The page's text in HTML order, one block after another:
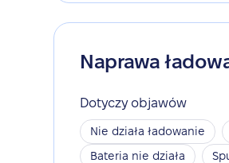
Naprawa
Dotyczy objawów
Nie działa ładowanie
Bateria nie działa